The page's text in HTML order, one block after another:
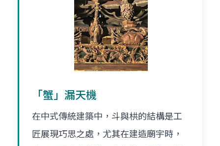
「蟹」漏天機
在中式傳統建築中，斗與栱的結構是工
匠展現巧思之處，尤其在建造廟宇時，